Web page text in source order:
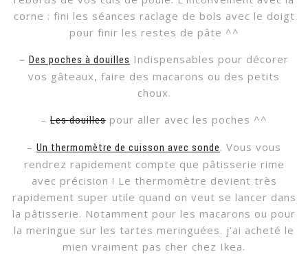
corne : fini les séances raclage de bols avec le doigt
pour finir les restes de pâte ^^
– Des poches à douilles Indispensables pour décorer
vos gâteaux, faire des macarons ou des petits
choux.
– Les douilles pour aller avec les poches ^^
– Un thermomètre de cuisson avec sonde. Vous vous
rendrez rapidement compte que pâtisserie rime
avec précision ! Le thermomètre devient très
rapidement super utile quand on veut se lancer dans
la pâtisserie. Notamment pour les macarons ou pour
la meringue sur les tartes meringuées. j’ai acheté le
mien vraiment pas cher chez Ikea.